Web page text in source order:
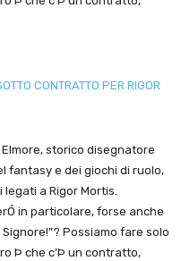
CONTRATTO PER RIGOR
storico disegnatore
fantasy e dei giochi di ruolo,
a Rigor Mortis.
in particolare, forse anche
Possiamo fare solo
Þ che c’Þ un contratto,